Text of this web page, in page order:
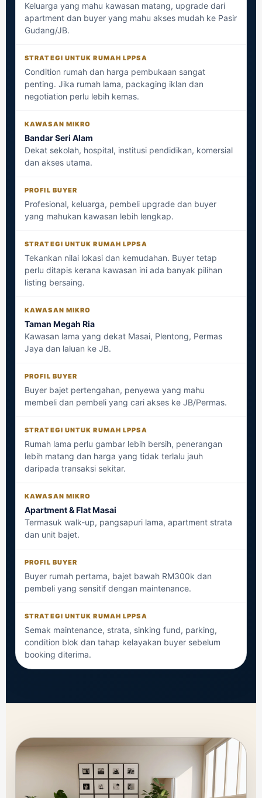
Keluarga yang mahu kawasan matang, upgrade dari
apartment dan buyer yang mahu akses mudah ke Pasir
Gudang/JB.
Condition rumah dan harga pembukaan sangat
penting. Jika rumah lama, packaging iklan dan
negotiation perlu lebih kemas.
Bandar Seri Alam
Dekat sekolah, hospital, institusi pendidikan, komersial
dan akses utama.
Profesional, keluarga, pembeli upgrade dan buyer
yang mahukan kawasan lebih lengkap.
Tekankan nilai lokasi dan kemudahan. Buyer tetap
perlu ditapis kerana kawasan ini ada banyak pilihan
listing bersaing.
Taman Megah Ria
Kawasan lama yang dekat Masai, Plentong, Permas
Jaya dan laluan ke JB.
Buyer bajet pertengahan, penyewa yang mahu
membeli dan pembeli yang cari akses ke JB/Permas.
Rumah lama perlu gambar lebih bersih, penerangan
lebih matang dan harga yang tidak terlalu jauh
daripada transaksi sekitar.
Apartment & Flat Masai
Termasuk walk-up, pangsapuri lama, apartment strata
dan unit bajet.
Buyer rumah pertama, bajet bawah RM300k dan
pembeli yang sensitif dengan maintenance.
Semak maintenance, strata, sinking fund, parking,
condition blok dan tahap kelayakan buyer sebelum
booking diterima.